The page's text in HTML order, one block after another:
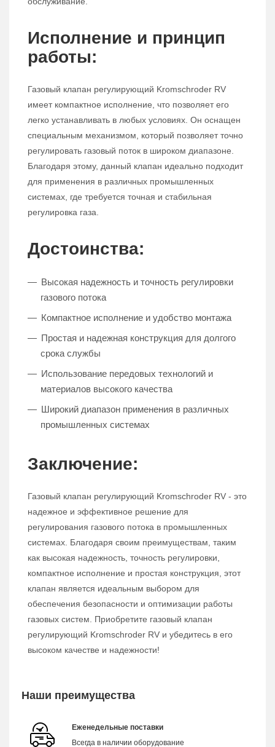
Исполнение и принцип
работы:
Газовый клапан регулирующий Kromschroder RV
имеет компактное исполнение, что позволяет его
легко устанавливать в любых условиях. Он оснащен
специальным механизмом, который позволяет точно
регулировать газовый поток в широком диапазоне.
Благодаря этому, данный клапан идеально подходит
для применения в различных промышленных
системах, где требуется точная и стабильная
регулировка газа.
Достоинства:
Высокая надежность и точность регулировки
газового потока
Компактное исполнение и удобство монтажа
Простая и надежная конструкция для долгого
срока службы
Использование передовых технологий и
материалов высокого качества
Широкий диапазон применения в различных
промышленных системах
Заключение:
Газовый клапан регулирующий Kromschroder RV - это
надежное и эффективное решение для
регулирования газового потока в промышленных
системах. Благодаря своим преимуществам, таким
как высокая надежность, точность регулировки,
компактное исполнение и простая конструкция, этот
клапан является идеальным выбором для
обеспечения безопасности и оптимизации работы
газовых систем. Приобретите газовый клапан
регулирующий Kromschroder RV и убедитесь в его
высоком качестве и надежности!
Наши преимущества
Еженедельные поставки
Всегда в наличии оборудование